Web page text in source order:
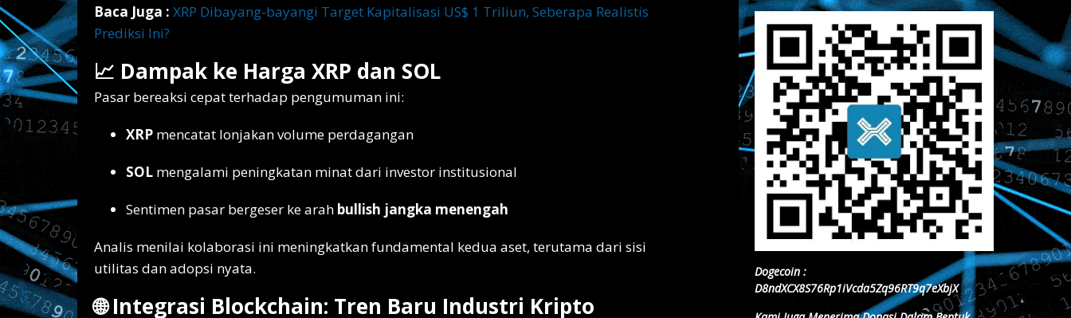
Baca Juga : XRP Dibayang-bayangi Target Kapitalisasi US$ 1 Triliun, Seberapa Realistis
Prediksi Ini?
📈 Dampak ke Harga XRP dan SOL
Pasar bereaksi cepat terhadap pengumuman ini:
XRP mencatat lonjakan volume perdagangan
SOL mengalami peningkatan minat dari investor institusional
Sentimen pasar bergeser ke arah bullish jangka menengah
Analis menilai kolaborasi ini meningkatkan fundamental kedua aset, terutama dari sisi
utilitas dan adopsi nyata.
🌐 Integrasi Blockchain: Tren Baru Industri Kripto
Dogecoin :
D8ndXCX8S76Rp1iVcda5Zq96RT9q7eXbjX